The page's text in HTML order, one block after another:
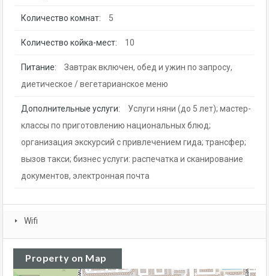
Количество комнат: 5
Количество койка-мест: 10
Питание:
Завтрак включен, обед и ужин по запросу,
диетическое / вегетарианское меню
Дополнительные услуги:
Услуги няни (до 5 лет); мастер-
классы по приготовлению национальных блюд;
организация экскурсий с привлечением гида; трансфер;
вызов такси; бизнес услуги: распечатка и сканирование
документов, электронная почта
Wifi
Property on Map